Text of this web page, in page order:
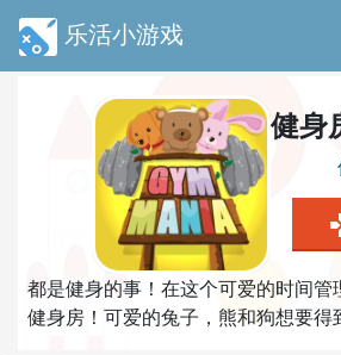
乐活小游戏
健身
都是健身的事！在这个可爱的时间管
健身房！可爱的兔子，熊和狗想要得